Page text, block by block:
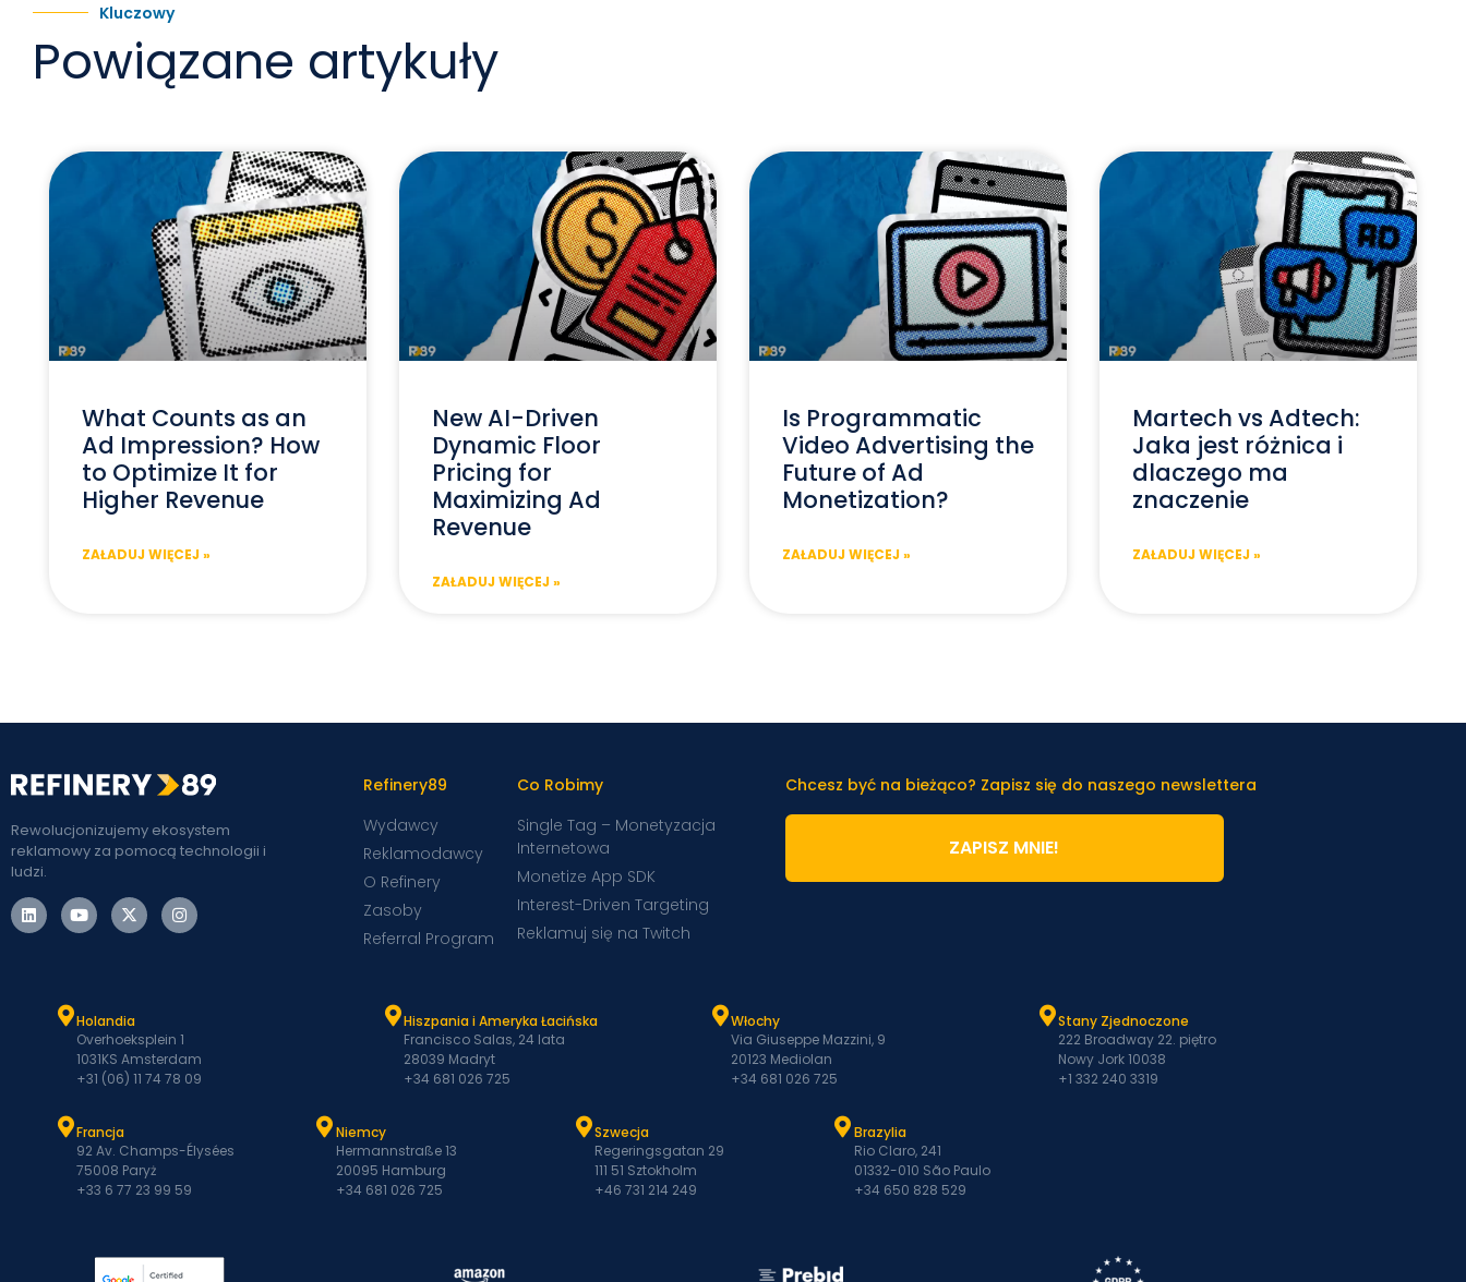
Kluczowy
Powiązane artykuły
What Counts as an
Ad Impression? How
to Optimize It for
Higher Revenue
ZAŁADUJ WIĘCEJ »
New AI-Driven
Dynamic Floor
Pricing for
Maximizing Ad
Revenue
ZAŁADUJ WIĘCEJ »
Is Programmatic
Video Advertising the
Future of Ad
Monetization?
ZAŁADUJ WIĘCEJ »
Martech vs Adtech:
Jaka jest różnica i
dlaczego ma
znaczenie
ZAŁADUJ WIĘCEJ »
Rewolucjonizujemy ekosystem
reklamowy za pomocą technologii i
ludzi.
Refinery89
Wydawcy
Reklamodawcy
O Refinery
Zasoby
Referral Program
Co Robimy
Single Tag – Monetyzacja
Internetowa
Monetize App SDK
Interest-Driven Targeting
Reklamuj się na Twitch
Chcesz być na bieżąco? Zapisz się do naszego newslettera
ZAPISZ MNIE!
Holandia
Overhoeksplein 1
1031KS Amsterdam
+31 (06) 11 74 78 09
Hiszpania i Ameryka Łacińska
Francisco Salas, 24 lata
28039 Madryt
+34 681 026 725
Włochy
Via Giuseppe Mazzini, 9
20123 Mediolan
+34 681 026 725
Stany Zjednoczone
222 Broadway 22. piętro
Nowy Jork 10038
+1 332 240 3319
Francja
92 Av. Champs-Élysées
75008 Paryż
+33 6 77 23 99 59
Niemcy
Hermannstraße 13
20095 Hamburg
+34 681 026 725
Szwecja
Regeringsgatan 29
111 51 Sztokholm
+46 731 214 249
Brazylia
Rio Claro, 241
01332-010 São Paulo
+34 650 828 529